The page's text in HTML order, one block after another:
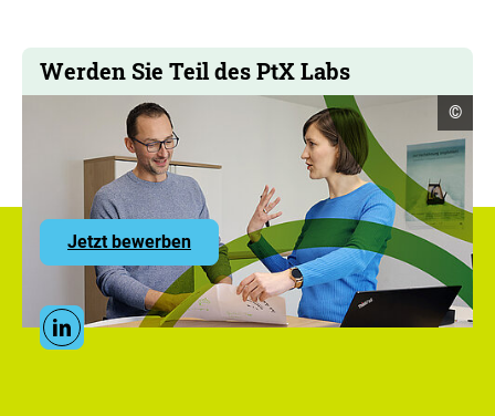
Werden Sie Teil des PtX Labs
Jetzt bewerbenzu
den
Stellenangeboten
des
PtX
Lab
Social
MediaLinkedin
©